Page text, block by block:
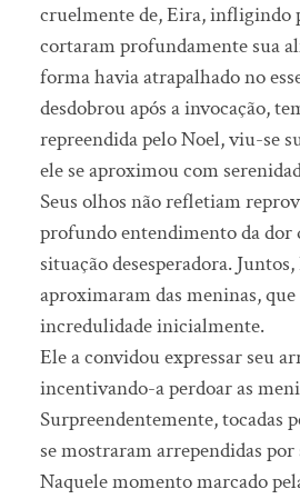
cruelmente de, Eira, infligindo
cortaram profundamente sua
forma havia atrapalhado no
desdobrou após a invocação,
repreendida pelo Noel, viu-se
ele se aproximou com
Seus olhos não refletiam
profundo entendimento da dor
situação desesperadora.
aproximaram das meninas,
incredulidade inicialmente.
Ele a convidou expressar seu
incentivando-a perdoar as
Surpreendentemente, tocadas
se mostraram arrependidas por
Naquele momento marcado